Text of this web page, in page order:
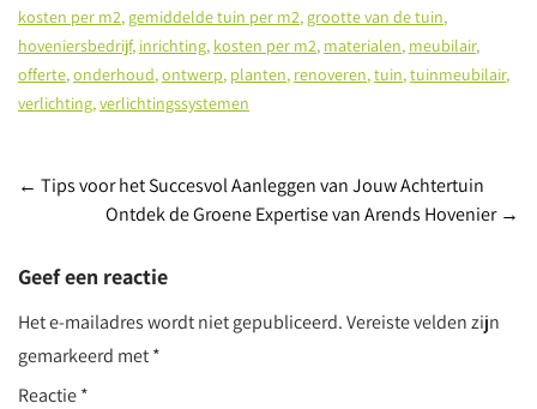
kosten per m2, gemiddelde tuin per m2, grootte van de tuin,
hoveniersbedrijf, inrichting, kosten per m2, materialen, meubilair,
offerte,onderhoud,ontwerp, planten, renoveren,tuin,tuinmeubilair,
verlichting,verlichtingssystemen
Post
navigation
← Tips voor het Succesvol Aanleggen van Jouw Achtertuin
Ontdek de Groene Expertise van Arends Hovenier →
Geef een reactie
Het e-mailadres wordt niet gepubliceerd.Vereiste velden zijn
gemarkeerd met*
Reactie*